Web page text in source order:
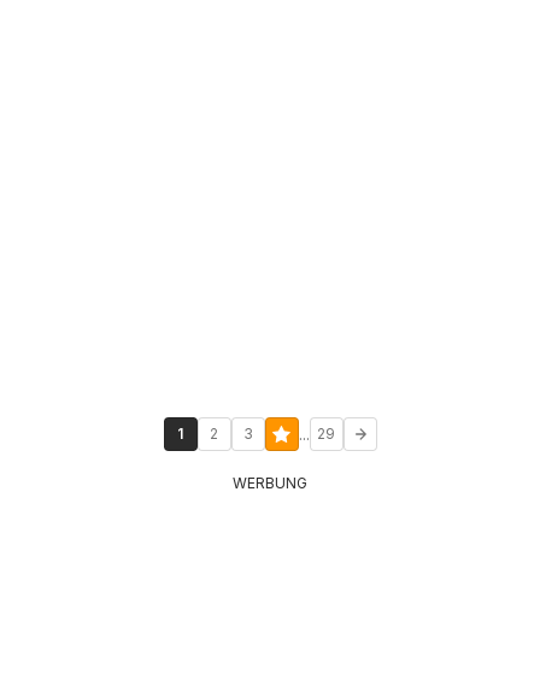
1 2 3 ... 29
WERBUNG